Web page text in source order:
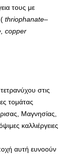
τους με
thriophanate–
, copper
στις
τομάτας
Μαγνησίας,
καλλιέργειες
αυτή ευνοούν